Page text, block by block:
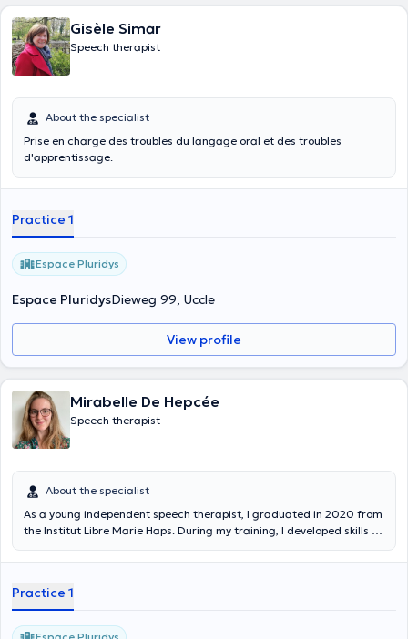
Gisèle Simar
Speech therapist
About the specialist
Prise en charge des troubles du langage oral et des troubles
d'apprentissage.
Practice 1
Espace Pluridys
Espace PluridysDieweg 99, Uccle
View profile
Mirabelle De Hepcée
Speech therapist
About the specialist
As a young independent speech therapist, I graduated in 2020 from
the Institut Libre Marie Haps. During my training, I developed skills in
delays; alternative and augmentative communication; degenerative
adults. As a speech therapist, my priority is to find adapted solutions
in order to provide autonomy to the patients I meet. I welcome you
on Monday, Wednesday, Thursday and Friday afternoons from 2pm
Practice 1